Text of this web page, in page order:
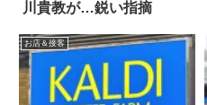
川貴教が…鋭い指摘
お店＆接客